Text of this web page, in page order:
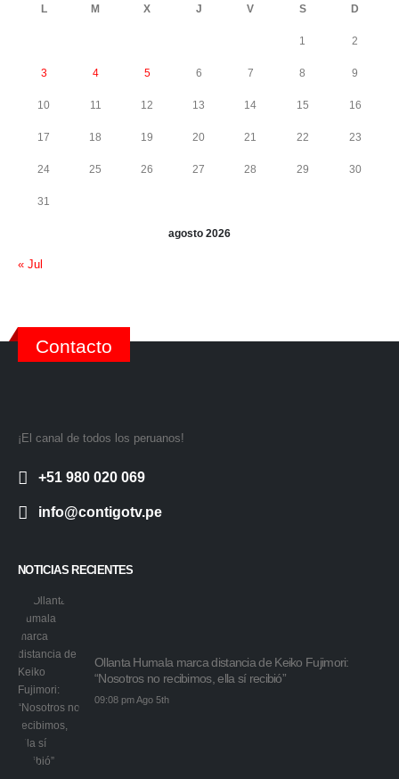
agosto 2026
L M X J V S D
1 2
3 4 5 6 7 8 9
10 11 12 13 14 15 16
17 18 19 20 21 22 23
24 25 26 27 28 29 30
31
« Jul
Contacto
¡El canal de todos los peruanos!
+51 980 020 069
info@contigotv.pe
NOTICIAS RECIENTES
Ollanta Humala marca distancia de Keiko Fujimori:
“Nosotros no recibimos, ella sí recibió”
09:08 pm Ago 5th